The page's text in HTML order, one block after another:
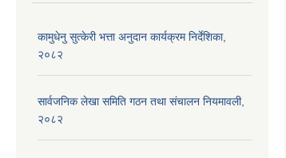
कामुधेनु सुत्केरी भत्ता अनुदान कार्यक्रम निर्देशिका,
२०८२
सार्वजनिक लेखा समिति गठन तथा संचालन नियमावली,
२०८२